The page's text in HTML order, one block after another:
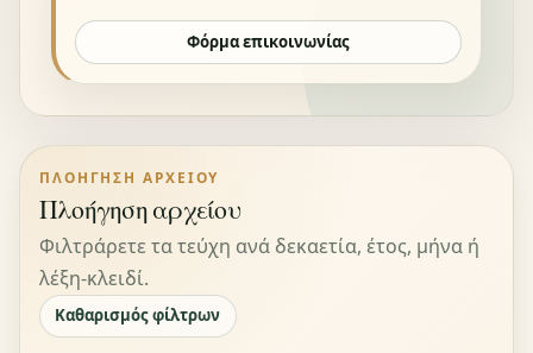
Φόρμα επικοινωνίας
ΠΛΟΉΓΗΣΗ ΑΡΧΕΊΟΥ
Πλοήγηση αρχείου
Φιλτράρετε τα τεύχη ανά δεκαετία, έτος, μήνα ή
λέξη-κλειδί.
Καθαρισμός φίλτρων